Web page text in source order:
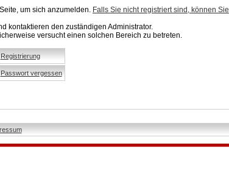
um sich anzumelden. Falls Sie nicht registriert sind, können Sie
kontaktieren den zuständigen Administrator.
versucht einen solchen Bereich zu betreten.
Registrierung
Passwort vergessen